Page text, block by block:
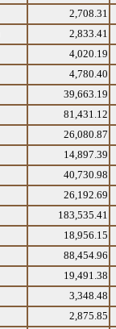
2,708.31
2,833.41
4,020.19
4,780.40
39,663.19
81,431.12
26,080.87
14,897.39
40,730.98
26,192.69
183,535.41
18,956.15
88,454.96
19,491.38
3,348.48
2,875.85